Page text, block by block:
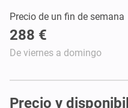
Precio de un fin de semana
288 €
De viernes a domingo
Precio y